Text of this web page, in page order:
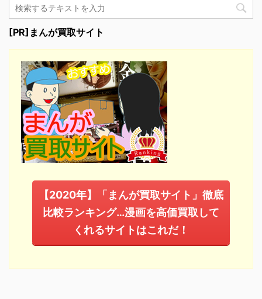
[PR]まんが買取サイト
【2020年】「まんが買取サイト」徹底
比較ランキング…漫画を高価買取して
くれるサイトはこれだ！